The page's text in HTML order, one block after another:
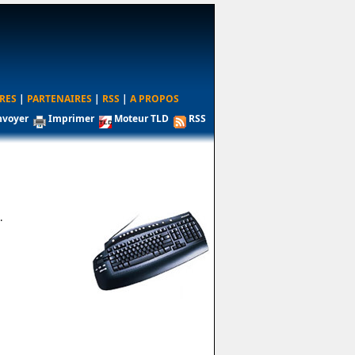
| PARTENAIRES | RSS | A PROPOS
Imprimer Moteur TLD RSS